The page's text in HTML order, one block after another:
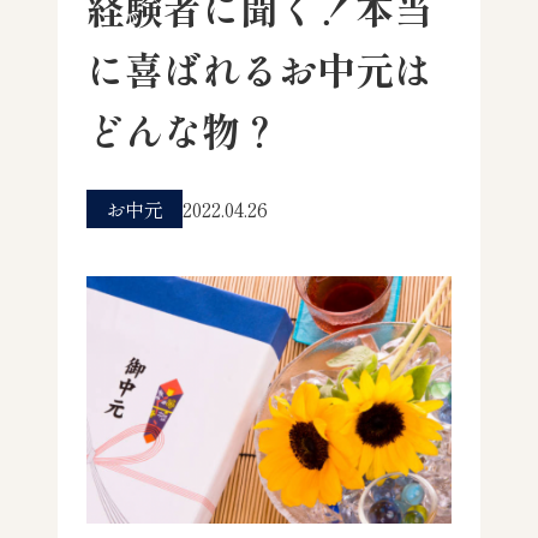
に喜ばれるお中元は
どんな物？
お中元 2022.04.26